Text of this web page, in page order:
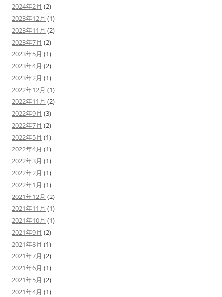
2024年2月 (2)
2023年12月 (1)
2023年11月 (2)
2023年7月 (2)
2023年5月 (1)
2023年4月 (2)
2023年2月 (1)
2022年12月 (1)
2022年11月 (2)
2022年9月 (3)
2022年7月 (2)
2022年5月 (1)
2022年4月 (1)
2022年3月 (1)
2022年2月 (1)
2022年1月 (1)
2021年12月 (2)
2021年11月 (1)
2021年10月 (1)
2021年9月 (2)
2021年8月 (1)
2021年7月 (2)
2021年6月 (1)
2021年5月 (2)
2021年4月 (1)